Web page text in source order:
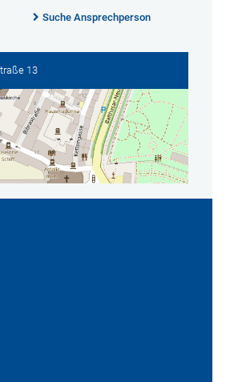
Suche Ansprechperson
13